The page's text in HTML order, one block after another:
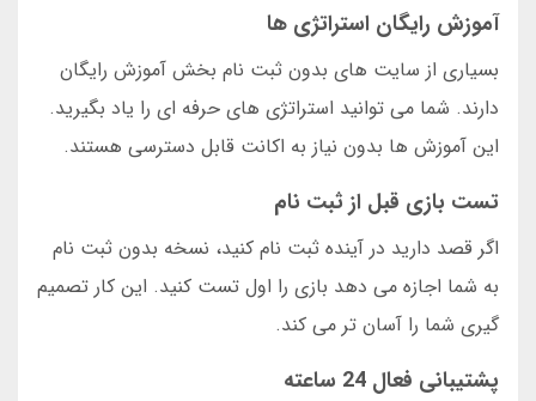
آموزش رایگان استراتژی ها
بسیاری از سایت های بدون ثبت نام بخش آموزش رایگان
دارند. شما می توانید استراتژی های حرفه ای را یاد بگیرید.
این آموزش ها بدون نیاز به اکانت قابل دسترسی هستند.
تست بازی قبل از ثبت نام
اگر قصد دارید در آینده ثبت نام کنید، نسخه بدون ثبت نام
به شما اجازه می دهد بازی را اول تست کنید. این کار تصمیم
گیری شما را آسان تر می کند.
پشتیبانی فعال 24 ساعته